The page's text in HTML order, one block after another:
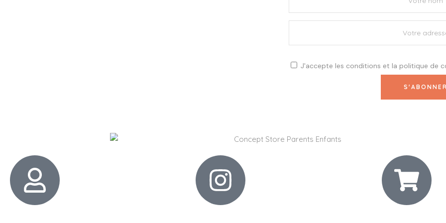
J'accepte les conditions et la politique de